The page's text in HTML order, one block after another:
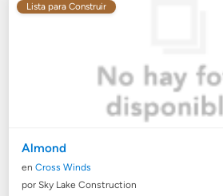
Lista para Construir
Almond
enCross Winds
por Sky Lake Construction